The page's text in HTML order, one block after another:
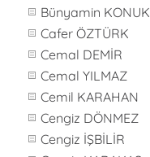
Bünyamin KONUK
Cafer ÖZTÜRK
Cemal DEMİR
Cemal YILMAZ
Cemil KARAHAN
Cengiz DÖNMEZ
Cengiz İŞBİLİR